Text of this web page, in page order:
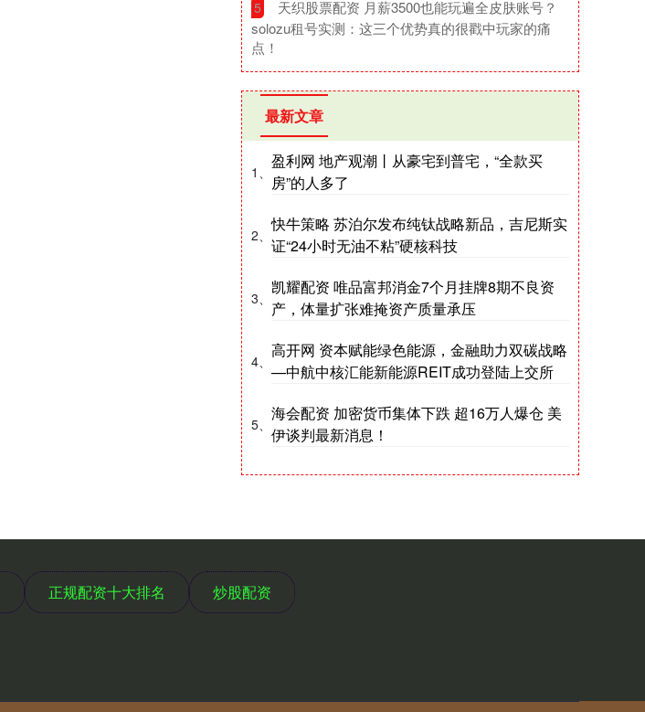
5
​天织股票配资 月薪3500也能玩遍全皮肤账号？
solozu租号实测：这三个优势真的很戳中玩家的痛
点！
最新文章
1、
盈利网 地产观潮丨从豪宅到普宅，“全款买
房”的人多了
2、
快牛策略 苏泊尔发布纯钛战略新品，吉尼斯实
证“24小时无油不粘”硬核科技
3、
凯耀配资 唯品富邦消金7个月挂牌8期不良资
产，体量扩张难掩资产质量承压
4、
高开网 资本赋能绿色能源，金融助力双碳战略
—中航中核汇能新能源REIT成功登陆上交所
5、
海会配资 加密货币集体下跌 超16万人爆仓 美
伊谈判最新消息！
正规配资十大排名 炒股配资